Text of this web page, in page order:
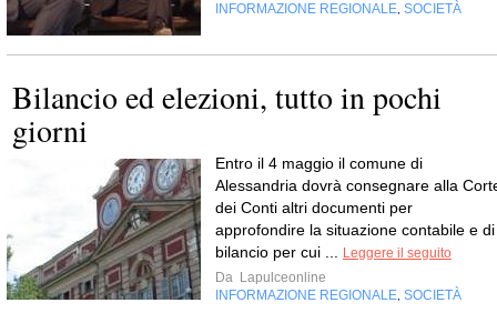
INFORMAZIONE REGIONALE SOCIETÀ
Bilancio ed elezioni, tutto in pochi
giorni
Entro il 4 maggio il comune di
Alessandria dovrà consegnare alla
dei Conti altri documenti per
approfondire la situazione contabile e di
bilancio per cui ...
Leggere il seguito
Da Lapulceonline
INFORMAZIONE REGIONALE SOCIETÀ